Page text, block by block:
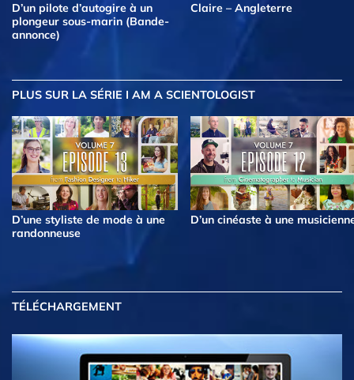
D’un pilote d’autogire à un
plongeur sous-marin (Bande-
annonce)
Claire – Angleterre
PLUS SUR LA SÉRIE I AM A SCIENTOLOGIST
D’une styliste de mode à une
randonneuse
D’un cinéaste à une
TÉLÉCHARGEMENT